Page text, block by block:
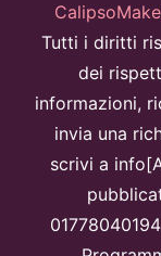
Tutti i diritti
dei
informazioni,
invia una
scrivi a